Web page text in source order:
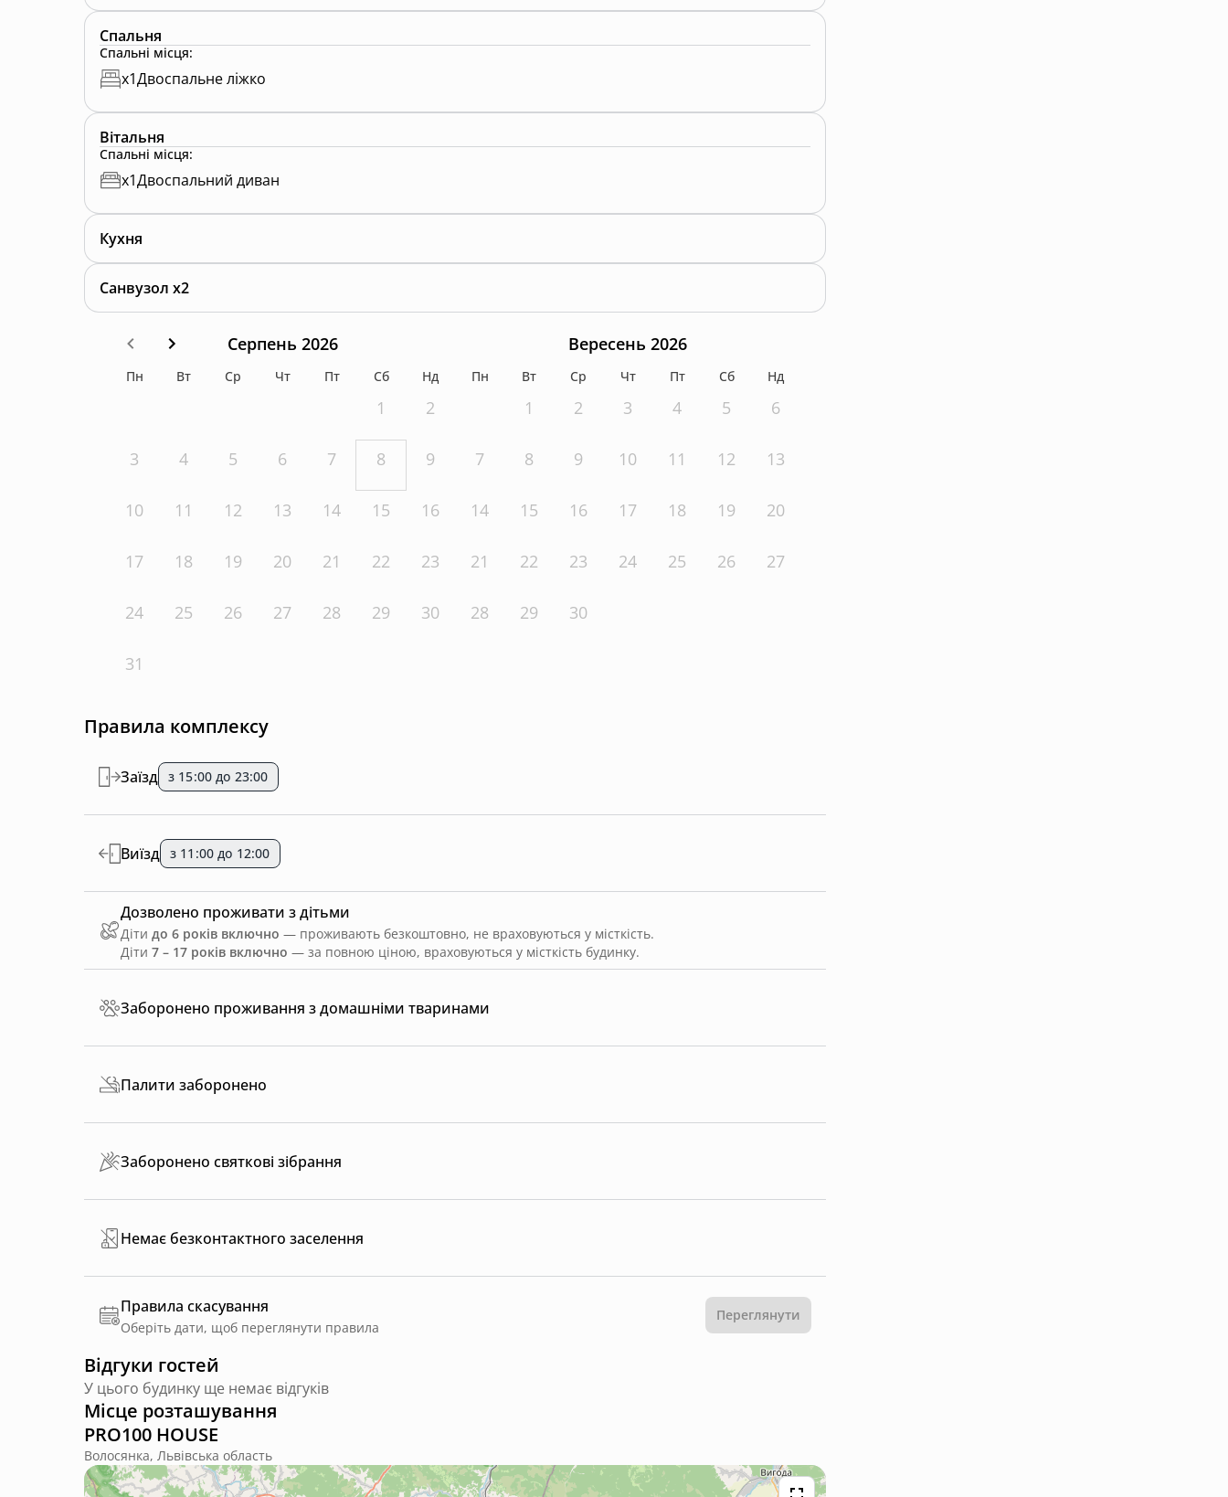
Спальня
Спальні місця:
x1Двоспальне ліжко
Вітальня
Спальні місця:
x1Двоспальний диван
Кухня
Санвузол x2
Серпень 2026
Пн Вт Ср Чт Пт Сб Нд
1 2
3 4 5 6 7 8 9
10 11 12 13 14 15 16
17 18 19 20 21 22 23
24 25 26 27 28 29 30
31
Вересень 2026
Пн Вт Ср Чт Пт Сб Нд
1 2 3 4 5 6
7 8 9 10 11 12 13
14 15 16 17 18 19 20
21 22 23 24 25 26 27
28 29 30
Правила комплексу
Заборонено проживання з домашніми тваринами
Заїзд з 15:00 до 23:00
Виїзд з 11:00 до 12:00
Дозволено проживати з дітьми
Діти до 6 років включно — проживають безкоштовно, не враховуються у місткість.
Діти 7 – 17 років включно — за повною ціною, враховуються у місткість будинку.
Палити заборонено
Заборонено святкові зібрання
Немає безконтактного заселення
Правила скасування
Оберіть дати, щоб переглянути правила
Переглянути
Відгуки гостей
У цього будинку ще немає відгуків
Місце розташування
PRO100 HOUSE
Волосянка, Львівська область